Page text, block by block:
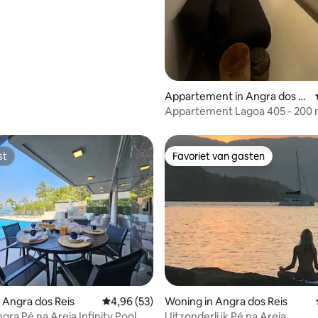
Appartement in Angra dos R
eis
Appartement Lagoa 405 - 200
van 4,88 op 5, 94 recensies
dos Reis Gemiddelde beoordeling van 4,96 op 5, 53
4,96 (53)
Favoriet van gasten
Favoriet van gasten
Woning in Angra dos Reis